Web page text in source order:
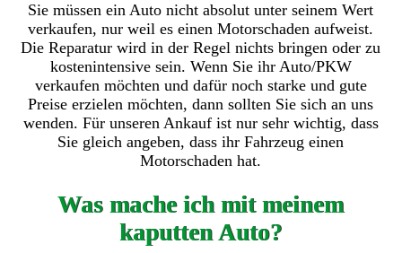
Sie müssen ein Auto nicht absolut unter seinem Wert
verkaufen, nur weil es einen Motorschaden aufweist.
Die Reparatur wird in der Regel nichts bringen oder zu
kostenintensive sein. Wenn Sie ihr Auto/PKW
verkaufen möchten und dafür noch starke und gute
Preise erzielen möchten, dann sollten Sie sich an uns
wenden. Für unseren Ankauf ist nur sehr wichtig, dass
Sie gleich angeben, dass ihr Fahrzeug einen
Motorschaden hat.
Was mache ich mit meinem
kaputten Auto?